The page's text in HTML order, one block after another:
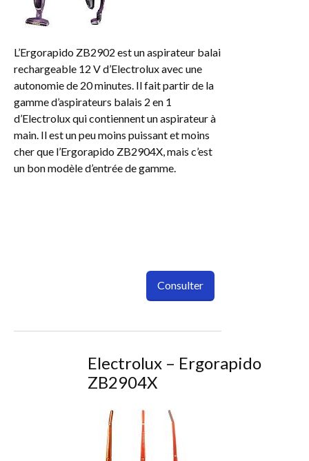
L’Ergorapido ZB2902 est un aspirateur balai
rechargeable 12 V d’Electrolux avec une
autonomie de 20 minutes. Il fait partir de la
gamme d’aspirateurs balais 2 en 1
d’Electrolux qui contiennent un aspirateur à
main. Il est un peu moins puissant et moins
cher que l’Ergorapido ZB2904X, mais c’est
un bon modèle d’entrée de gamme.
Consulter
Electrolux – Ergorapido
ZB2904X